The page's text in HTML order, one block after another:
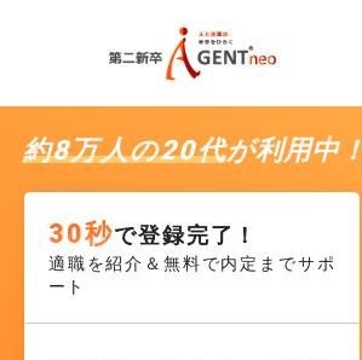
約8万人の20代が利用中！
30秒で登録完了！
適職を紹介＆無料で内定までサポ
ート